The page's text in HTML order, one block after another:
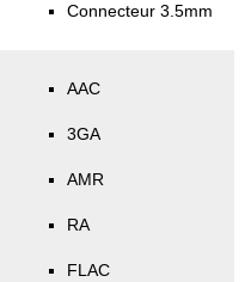
Connecteur 3.5mm
AAC
3GA
AMR
RA
FLAC